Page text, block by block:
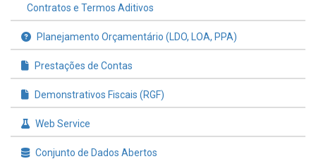
Contratos e Termos Aditivos
Planejamento Orçamentário (LDO, LOA, PPA)
Prestações de Contas
Demonstrativos Fiscais (RGF)
Web Service
Conjunto de Dados Abertos